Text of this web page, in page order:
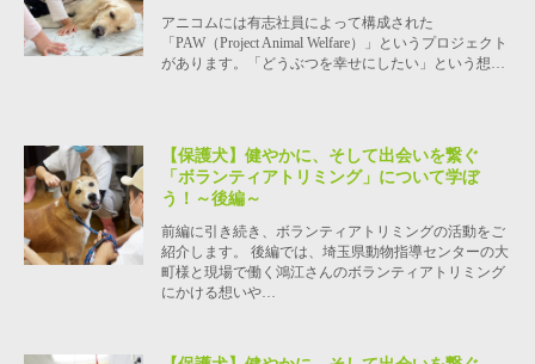
アニコムには有志社員によって構成された
「PAW（Project Animal Welfare）」というプロジェクト
があります。「どうぶつを幸せにしたい」という想…
【保護犬】健やかに、そして出会いを繋ぐ
「ボランティアトリミング」について学ぼ
う！～後編～
前編に引き続き、ボランティアトリミングの活動をご
紹介します。 後編では、埼玉県動物指導センターの大
町様と現場で働く鴻江さんのボランティアトリミング
にかける想いや…